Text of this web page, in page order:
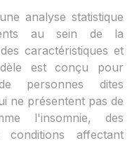
analyse statistique
au sein de la
caractéristiques et
est conçu pour
personnes dites
ne présentent pas de
l'insomnie, des
affectant